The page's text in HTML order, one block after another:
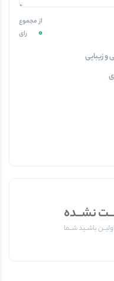
از مجموع
0 رای
و زیبایی
نشــده
اولیــن باشــید شــما